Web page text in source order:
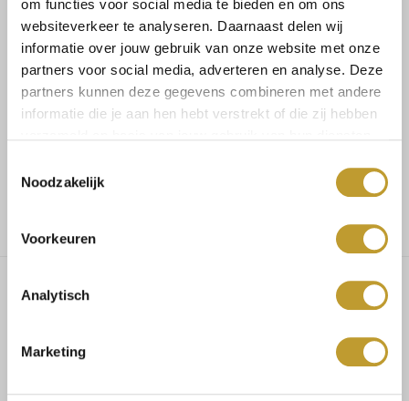
om functies voor social media te bieden en om ons
websiteverkeer te analyseren. Daarnaast delen wij
informatie over jouw gebruik van onze website met onze
partners voor social media, adverteren en analyse. Deze
partners kunnen deze gegevens combineren met andere
informatie die je aan hen hebt verstrekt of die zij hebben
Noodzakelijk
Voorkeuren
Analytisch
Marketing
Koop veilig en vertrouwd
Gratis verzending vanaf €75,-
MAATADVIES